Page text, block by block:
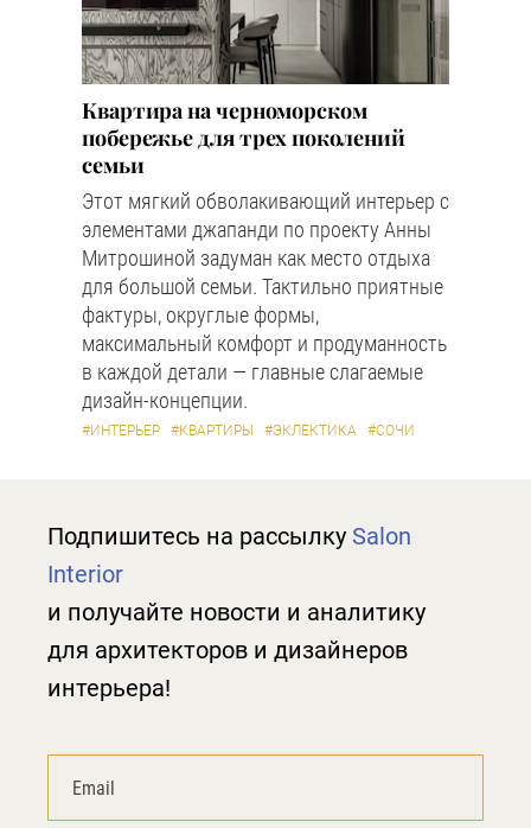
Квартира на черноморском
побережье для трех поколений
семьи
Этот мягкий обволакивающий интерьер с
элементами джапанди по проекту Анны
Митрошиной задуман как место отдыха
для большой семьи. Тактильно приятные
фактуры, округлые формы,
максимальный комфорт и продуманность
в каждой детали — главные слагаемые
дизайн-концепции.
#ИНТЕРЬЕР #КВАРТИРЫ #ЭКЛЕКТИКА #СОЧИ
Подпишитесь на рассылку Salon
Interior
и получайте новости и аналитику
для архитекторов и дизайнеров
интерьера!